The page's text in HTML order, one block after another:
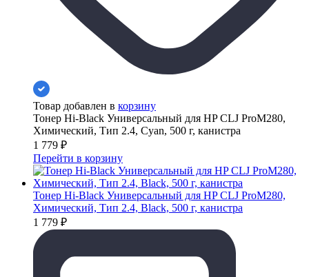
Товар добавлен в корзину
Тонер Hi-Black Универсальный для HP CLJ ProM280,
Химический, Тип 2.4, Cyan, 500 г, канистра
1 779 ₽
Перейти в корзину
Тонер Hi-Black Универсальный для HP CLJ ProM280,
Химический, Тип 2.4, Black, 500 г, канистра
1 779 ₽